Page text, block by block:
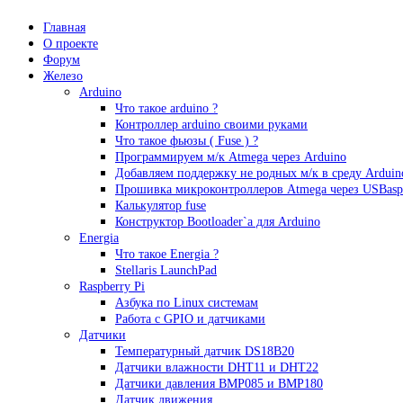
Главная
О проекте
Форум
Железо
Arduino
Что такое аrduino ?
Контроллер arduino своими руками
Что такое фьюзы ( Fuse ) ?
Программируем м/к Atmega через Arduino
Добавляем поддержку не родных м/к в среду
Прошивка микроконтроллеров Atmega через USBasp
Калькулятор fuse
Конструктор Bootloader`а для Arduino
Energia
Что такое Energia ?
Stellaris LaunchPad
Raspberry Pi
Азбука по Linux системам
Работа с GPIO и датчиками
Датчики
Температурный датчик DS18B20
Датчики влажности DHT11 и DHT22
Датчики давления BMP085 и BMP180
Датчик движения